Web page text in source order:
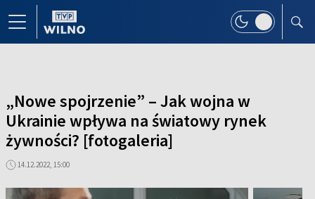
„Nowe spojrzenie” – Jak wojna w
Ukrainie wpływa na światowy rynek
żywności? [fotogaleria]
14.12.2022, 15:00